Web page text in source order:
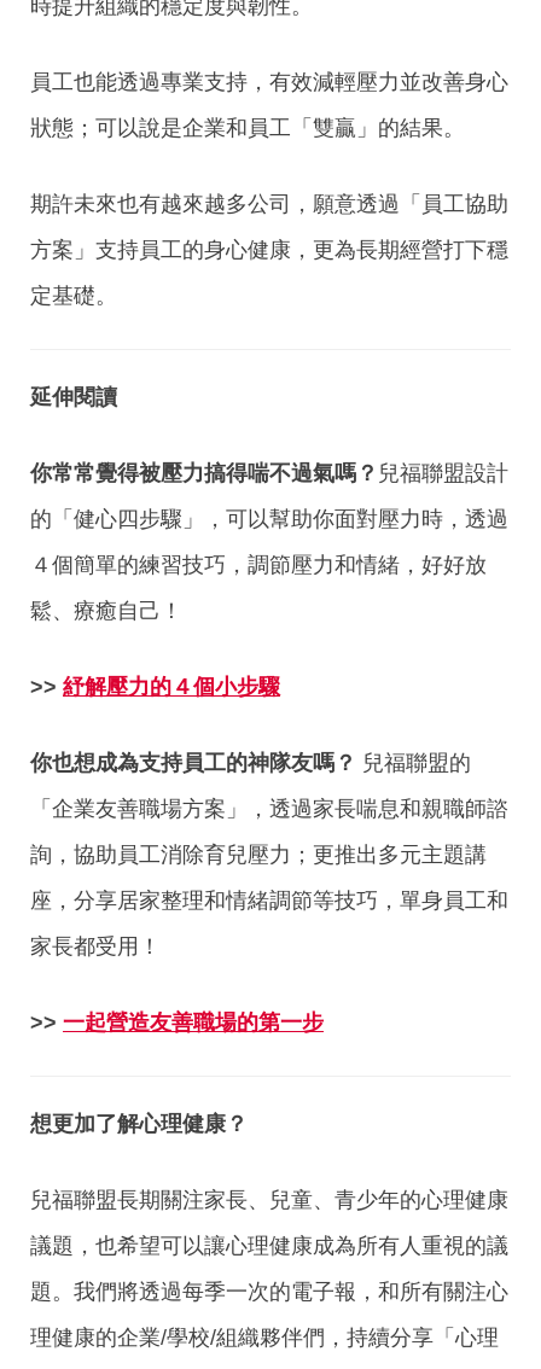
時提升組織的穩定度與韌性。
員工也能透過專業支持，有效減輕壓力並改善身心
狀態；可以說是企業和員工「雙贏」的結果。
期許未來也有越來越多公司，願意透過「員工協助
方案」支持員工的身心健康，更為長期經營打下穩
定基礎。
延伸閱讀
你常常覺得被壓力搞得喘不過氣嗎？ 兒福聯盟設計
的「健心四步驟」，可以幫助你面對壓力時，透過
４個簡單的練習技巧，調節壓力和情緒，好好放
鬆、療癒自己！
>> 紓解壓力的４個小步驟
你也想成為支持員工的神隊友嗎？ 兒福聯盟的
「企業友善職場方案」，透過家長喘息和親職師諮
詢，協助員工消除育兒壓力；更推出多元主題講
座，分享居家整理和情緒調節等技巧，單身員工和
家長都受用！
>> 一起營造友善職場的第一步
想更加了解心理健康？
兒福聯盟長期關注家長、兒童、青少年的心理健康
議題，也希望可以讓心理健康成為所有人重視的議
題。我們將透過每季一次的電子報，和所有關注心
理健康的企業/學校/組織夥伴們，持續分享「心理